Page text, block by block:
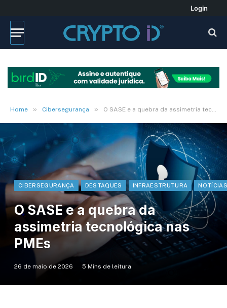
Login
Home » Cibersegurança » O SASE e a quebra da assimetria tecnológica nas PMEs
CIBERSEGURANÇA DESTAQUES INFRAESTRUTURA NOTÍCIAS
O SASE e a quebra da
assimetria tecnológica nas
PMEs
26 de maio de 2026 5 Mins de leitura